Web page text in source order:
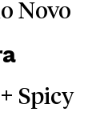
Novo
Spicy